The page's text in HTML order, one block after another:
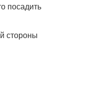
посадить
стороны